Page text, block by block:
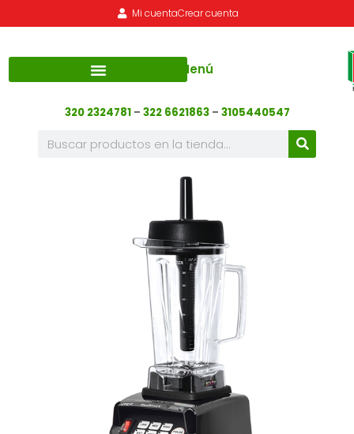
Mi cuentaCrear cuenta
Menú
320 2324781– 322 6621863 – 3105440547